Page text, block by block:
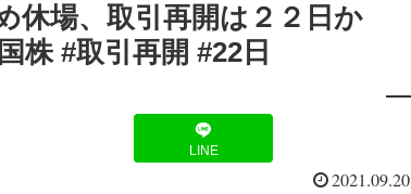
場、取引再開は２２日か
株 #取引再開 #22日
LINE
2021.09.20